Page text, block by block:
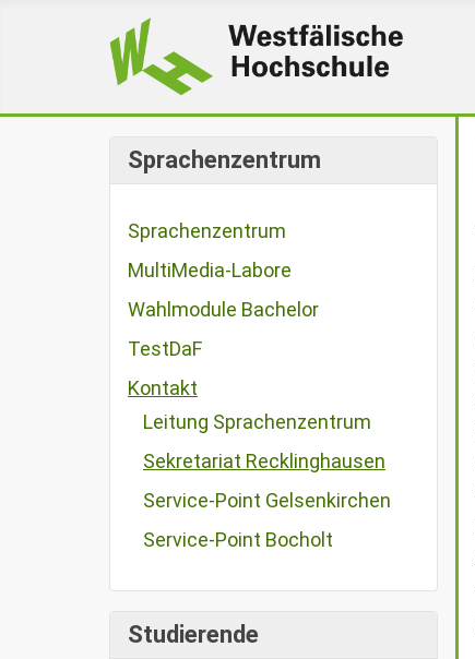
Sprachenzentrum
Sprachenzentrum
MultiMedia-Labore
Wahlmodule Bachelor
TestDaF
Kontakt
Leitung Sprachenzentrum
Sekretariat Recklinghausen
Service-Point Gelsenkirchen
Service-Point Bocholt
Studierende